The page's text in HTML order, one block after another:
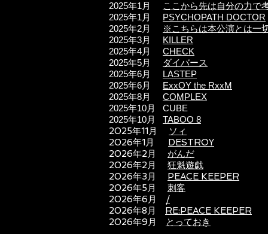
2025年1 月
ここから先は自分の力で
2025年1 月 PSYCHOPATH DOCTOR
2025年2月
※こちらは本公演とは一
2025年3月 KILLER
2025年4月 CHECK
2025年5月
ダイバース
2025年6月 LASTEP
2025年6月 ExxOY the RxxM
2025年8月 COMPLEX
2025年10月 CUBE
2025年10月 TABOO 8
2025年11月
ソィ
2026年1月 DESTROY
2026年2月 がんだ
2026年2月 狂魁遊戯
2026年3月 PEACE KEEPER
2026年5月 刺客
2026年6月
/
2026年8月 RE:PEACE KEEPER
2026年9月
とっておき